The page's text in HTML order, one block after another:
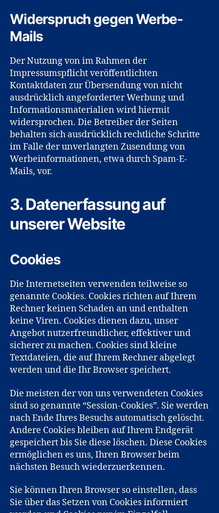
Widerspruch gegen Werbe-
Mails
Der Nutzung von im Rahmen der
Impressumspflicht veröffentlichten
Kontaktdaten zur Übersendung von nicht
ausdrücklich angeforderter Werbung und
Informationsmaterialien wird hiermit
widersprochen. Die Betreiber der Seiten
behalten sich ausdrücklich rechtliche Schritte
im Falle der unverlangten Zusendung von
Werbeinformationen, etwa durch Spam-E-
Mails, vor.
3. Datenerfassung auf
unserer Website
Cookies
Die Internetseiten verwenden teilweise so
genannte Cookies. Cookies richten auf Ihrem
Rechner keinen Schaden an und enthalten
keine Viren. Cookies dienen dazu, unser
Angebot nutzerfreundlicher, effektiver und
sicherer zu machen. Cookies sind kleine
Textdateien, die auf Ihrem Rechner abgelegt
werden und die Ihr Browser speichert.
Die meisten der von uns verwendeten Cookies
sind so genannte “Session-Cookies”. Sie werden
nach Ende Ihres Besuchs automatisch gelöscht.
Andere Cookies bleiben auf Ihrem Endgerät
gespeichert bis Sie diese löschen. Diese Cookies
ermöglichen es uns, Ihren Browser beim
nächsten Besuch wiederzuerkennen.
Sie können Ihren Browser so einstellen, dass
Sie über das Setzen von Cookies informiert